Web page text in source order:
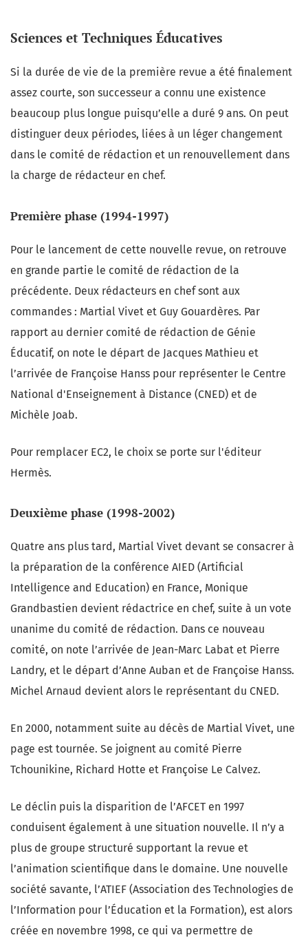
Sciences et Techniques Éducatives
Si la durée de vie de la première revue a été finalement
assez courte, son successeur a connu une existence
beaucoup plus longue puisqu’elle a duré 9 ans. On peut
distinguer deux périodes, liées à un léger changement
dans le comité de rédaction et un renouvellement dans
la charge de rédacteur en chef.
Première phase (1994-1997)
Pour le lancement de cette nouvelle revue, on retrouve
en grande partie le comité de rédaction de la
précédente. Deux rédacteurs en chef sont aux
commandes : Martial Vivet et Guy Gouardères. Par
rapport au dernier comité de rédaction de Génie
Éducatif, on note le départ de Jacques Mathieu et
l’arrivée de Françoise Hanss pour représenter le Centre
National d'Enseignement à Distance (CNED) et de
Michèle Joab.
Pour remplacer EC2, le choix se porte sur l'éditeur
Hermès.
Deuxième phase (1998-2002)
Quatre ans plus tard, Martial Vivet devant se consacrer à
la préparation de la conférence AIED (Artificial
Intelligence and Education) en France, Monique
Grandbastien devient rédactrice en chef, suite à un vote
unanime du comité de rédaction. Dans ce nouveau
comité, on note l’arrivée de Jean-Marc Labat et Pierre
Landry, et le départ d’Anne Auban et de Françoise Hanss.
Michel Arnaud devient alors le représentant du CNED.
En 2000, notamment suite au décès de Martial Vivet, une
page est tournée. Se joignent au comité Pierre
Tchounikine, Richard Hotte et Françoise Le Calvez.
Le déclin puis la disparition de l’AFCET en 1997
conduisent également à une situation nouvelle. Il n’y a
plus de groupe structuré supportant la revue et
l’animation scientifique dans le domaine. Une nouvelle
société savante, l’ATIEF (Association des Technologies de
l’Information pour l’Éducation et la Formation), est alors
créée en novembre 1998, ce qui va permettre de